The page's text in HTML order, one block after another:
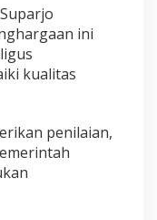
ini
kualitas
penilaian,